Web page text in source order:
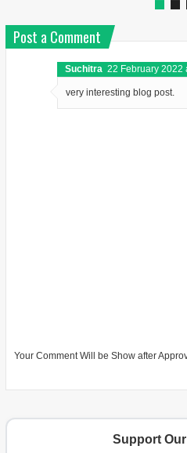
Post a Comment
Suchitra 22 February 2022
very interesting blog post.
Your Comment Will be Show after
Support